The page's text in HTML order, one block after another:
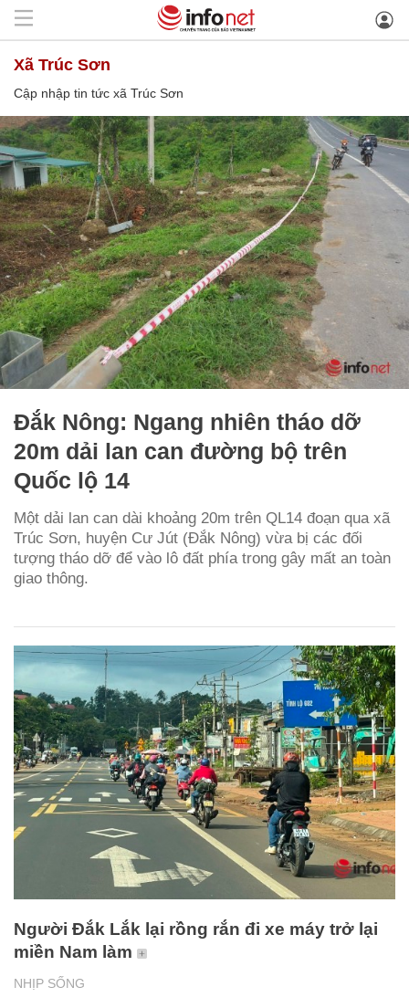
xã Trúc Sơn
Cập nhập tin tức xã Trúc Sơn
Đắk Nông: Ngang nhiên tháo dỡ
20m dải lan can đường bộ trên
Quốc lộ 14
Một dải lan can dài khoảng 20m trên QL14 đoạn qua xã
Trúc Sơn, huyện Cư Jút (Đắk Nông) vừa bị các đối
tượng tháo dỡ để vào lô đất phía trong gây mất an toàn
giao thông.
NHỊP SỐNG
Người Đắk Lắk lại rồng rắn đi xe máy trở lại
miền Nam làm